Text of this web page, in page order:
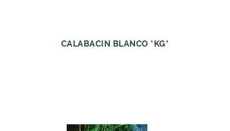
CALABACIN BLANCO *KG*